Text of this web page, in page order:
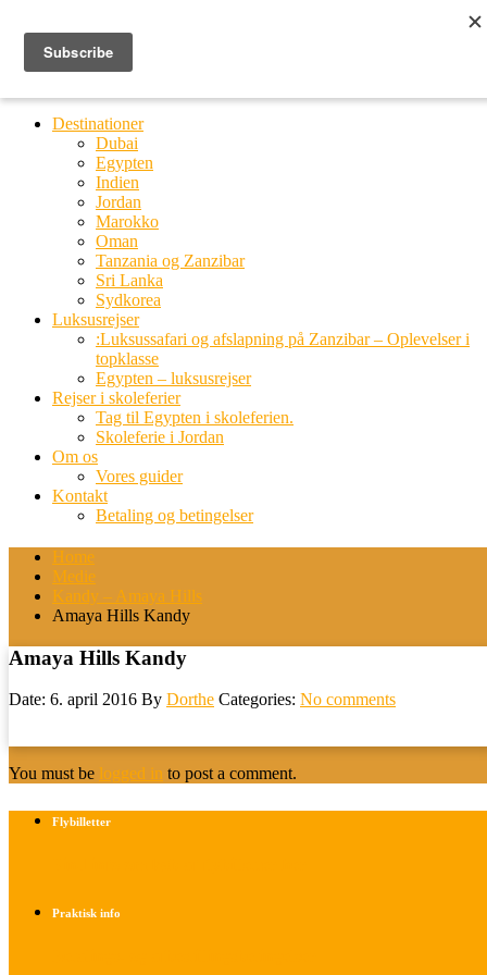
Ring til os
20 66 03 08
Destinationer
Dubai
Egypten
Indien
Jordan
Marokko
Oman
Tanzania og Zanzibar
Sri Lanka
Sydkorea
Luksusrejser
:Luksussafari og afslapning på Zanzibar – Oplevelser i
topklasse
Egypten – luksusrejser
Rejser i skoleferier
Tag til Egypten i skoleferien.
Skoleferie i Jordan
Om os
Vores guider
Kontakt
Betaling og betingelser
Home
Medie
Kandy – Amaya Hills
Amaya Hills Kandy
Amaya Hills Kandy
Date: 6. april 2016 By Dorthe Categories: No comments
You must be logged in to post a comment.
Flybilletter
Praktisk info